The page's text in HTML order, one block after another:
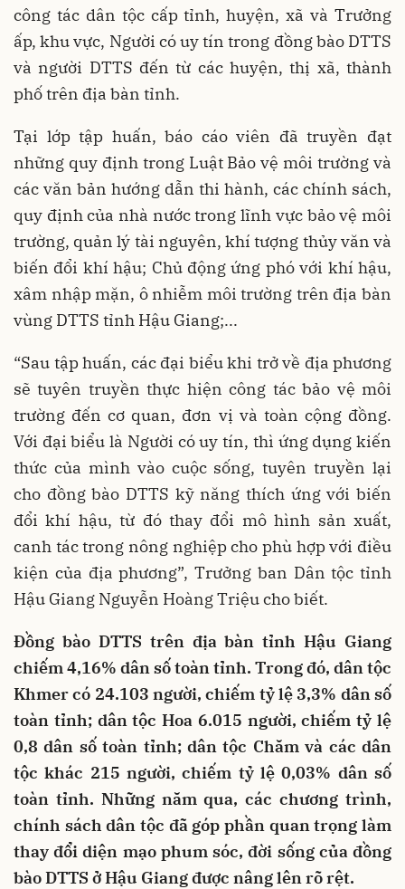
công tác dân tộc cấp tỉnh, huyện, xã và Trưởng
ấp, khu vực, Người có uy tín trong đồng bào DTTS
và người DTTS đến từ các huyện, thị xã, thành
phố trên địa bàn tỉnh.
Tại lớp tập huấn, báo cáo viên đã truyền đạt
những quy định trong Luật Bảo vệ môi trường và
các văn bản hướng dẫn thi hành, các chính sách,
quy định của nhà nước trong lĩnh vực bảo vệ môi
trường, quản lý tài nguyên, khí tượng thủy văn và
biến đổi khí hậu; Chủ động ứng phó với khí hậu,
xâm nhập mặn, ô nhiễm môi trường trên địa bàn
vùng DTTS tỉnh Hậu Giang;...
“Sau tập huấn, các đại biểu khi trở về địa phương
sẽ tuyên truyền thực hiện công tác bảo vệ môi
trường đến cơ quan, đơn vị và toàn cộng đồng.
Với đại biểu là Người có uy tín, thì ứng dụng kiến
thức của mình vào cuộc sống, tuyên truyền lại
cho đồng bào DTTS kỹ năng thích ứng với biến
đổi khí hậu, từ đó thay đổi mô hình sản xuất,
canh tác trong nông nghiệp cho phù hợp với điều
kiện của địa phương”, Trưởng ban Dân tộc tỉnh
Hậu Giang Nguyễn Hoàng Triệu cho biết.
Đồng bào DTTS trên địa bàn tỉnh Hậu Giang
chiếm 4,16% dân số toàn tỉnh. Trong đó, dân tộc
Khmer có 24.103 người, chiếm tỷ lệ 3,3% dân số
toàn tỉnh; dân tộc Hoa 6.015 người, chiếm tỷ lệ
0,8 dân số toàn tỉnh; dân tộc Chăm và các dân
tộc khác 215 người, chiếm tỷ lệ 0,03% dân số
toàn tỉnh. Những năm qua, các chương trình,
chính sách dân tộc đã góp phần quan trọng làm
thay đổi diện mạo phum sóc, đời sống của đồng
bào DTTS ở Hậu Giang được nâng lên rõ rệt.